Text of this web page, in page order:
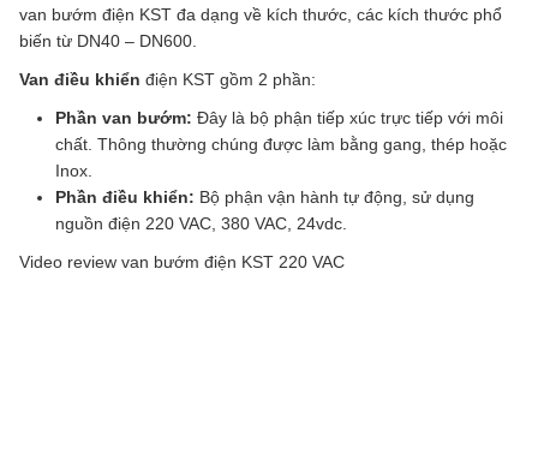
van bướm điện KST đa dạng về kích thước, các kích thước phổ
biến từ DN40 – DN600.
Van điều khiển điện KST gồm 2 phần:
Phần van bướm: Đây là bộ phận tiếp xúc trực tiếp với môi
chất. Thông thường chúng được làm bằng gang, thép hoặc
Inox.
Phần điều khiển: Bộ phận vận hành tự động, sử dụng
nguồn điện 220 VAC, 380 VAC, 24vdc.
Video review van bướm điện KST 220 VAC